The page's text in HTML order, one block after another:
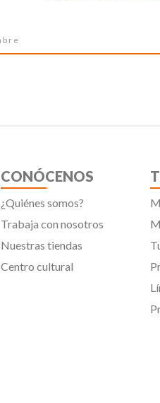
CONÓCENOS
¿Quiénes somos?
Trabaja con nosotros
Nuestras tiendas
Centro cultural